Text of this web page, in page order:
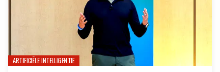
ARTIFICIËLE INTELLIGENTIE